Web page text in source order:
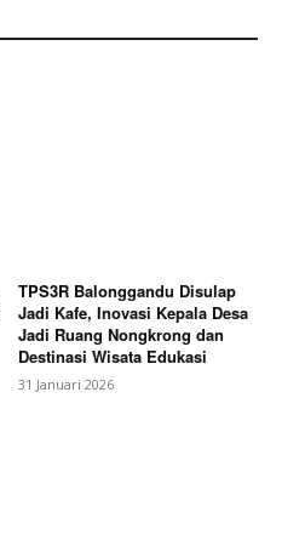
TPS3R Balonggandu Disulap
Jadi Kafe, Inovasi Kepala Desa
Jadi Ruang Nongkrong dan
Destinasi Wisata Edukasi
31 Januari 2026